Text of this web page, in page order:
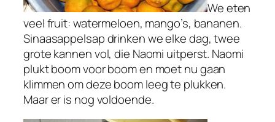
We eten
veel fruit: watermeloen, mango’s, bananen.
Sinaasappelsap drinken we elke dag, twee
grote kannen vol, die Naomi uitperst. Naomi
plukt boom voor boom en moet nu gaan
klimmen om deze boom leeg te plukken.
Maar er is nog voldoende.